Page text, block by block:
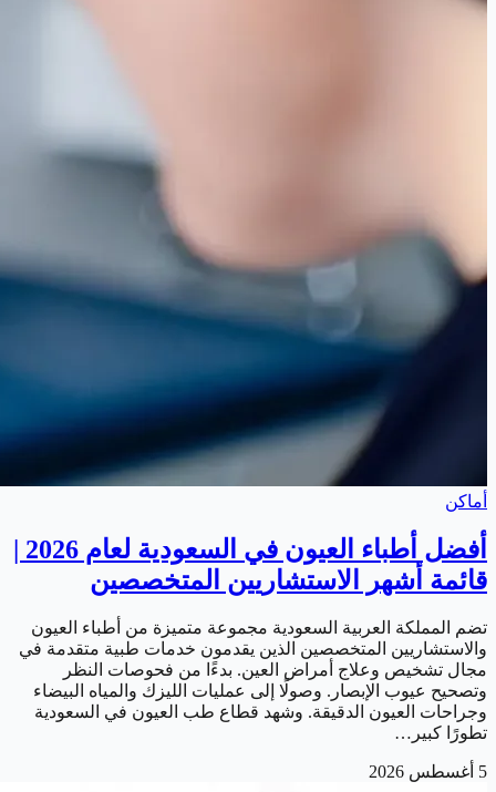
أماكن
أفضل أطباء العيون في السعودية لعام 2026 |
قائمة أشهر الاستشاريين المتخصصين
تضم المملكة العربية السعودية مجموعة متميزة من أطباء العيون
والاستشاريين المتخصصين الذين يقدمون خدمات طبية متقدمة في
مجال تشخيص وعلاج أمراض العين. بدءًا من فحوصات النظر
وتصحيح عيوب الإبصار. وصولًا إلى عمليات الليزك والمياه البيضاء
وجراحات العيون الدقيقة. وشهد قطاع طب العيون في السعودية
تطورًا كبير…
5 أغسطس 2026